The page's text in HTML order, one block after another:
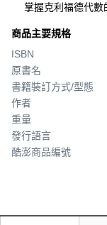
掌握克利福德代數
商品主要規格
ISBN
原書名
書籍裝訂方式/型態
作者
重量
發行語言
酷澎商品編號